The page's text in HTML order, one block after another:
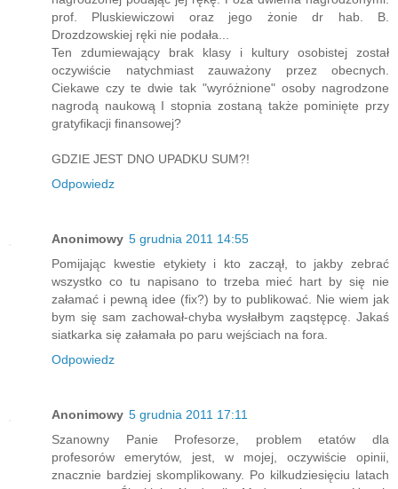
prof. Pluskiewiczowi oraz jego żonie dr hab. B.
Drozdzowskiej ręki nie podała...
Ten zdumiewający brak klasy i kultury osobistej został
oczywiście natychmiast zauważony przez obecnych.
Ciekawe czy te dwie tak "wyróżnione" osoby nagrodzone
nagrodą naukową I stopnia zostaną także pominięte przy
gratyfikacji finansowej?
GDZIE JEST DNO UPADKU SUM?!
Odpowiedz
Anonimowy 5 grudnia 2011 14:55
Pomijając kwestie etykiety i kto zaczął, to jakby zebrać
wszystko co tu napisano to trzeba mieć hart by się nie
załamać i pewną idee (fix?) by to publikować. Nie wiem jak
bym się sam zachował-chyba wysłałbym zaqstępcę. Jakaś
siatkarka się załamała po paru wejściach na fora.
Odpowiedz
Anonimowy 5 grudnia 2011 17:11
Szanowny Panie Profesorze, problem etatów dla
profesorów emerytów, jest, w mojej, oczywiście opinii,
znacznie bardziej skomplikowany. Po kilkudziesięciu latach